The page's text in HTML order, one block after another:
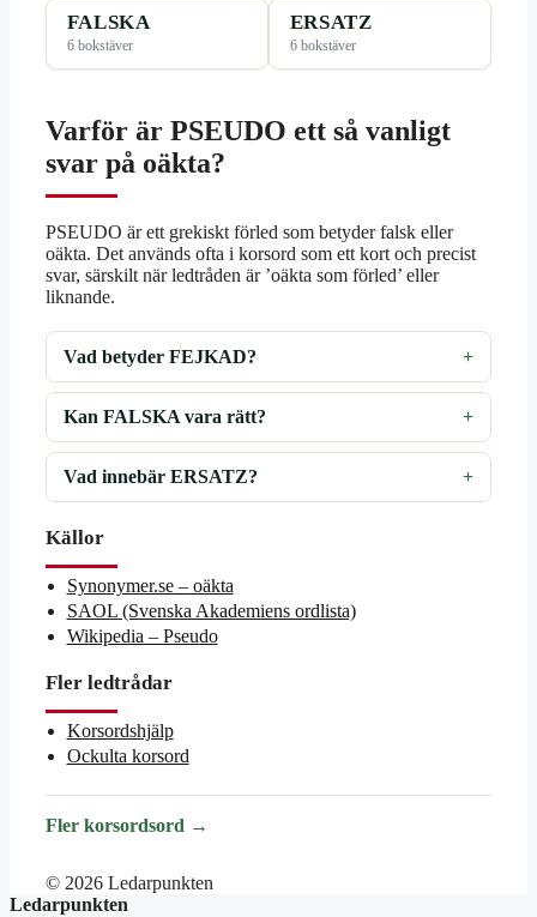
FALSKA
6 bokstäver
ERSATZ
6 bokstäver
Varför är PSEUDO ett så vanligt
svar på oäkta?
PSEUDO är ett grekiskt förled som betyder falsk eller
oäkta. Det används ofta i korsord som ett kort och precist
svar, särskilt när ledtråden är ’oäkta som förled’ eller
liknande.
Vad betyder FEJKAD?
Kan FALSKA vara rätt?
Vad innebär ERSATZ?
Källor
Synonymer.se – oäkta
SAOL (Svenska Akademiens ordlista)
Wikipedia – Pseudo
Fler ledtrådar
Korsordshjälp
Ockulta korsord
Fler korsordsord →
© 2026 Ledarpunkten
Ledarpunkten